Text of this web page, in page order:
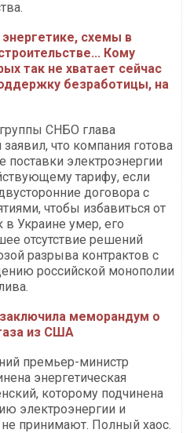
схемы в
Кому
так не хватает сейчас
безработицы, на
СНБО глава
что компания готова
поставки электроэнергии
тарифу, если
договора с
чтобы избавиться от
Украине умер, его
отсутствие решений
разрыва контрактов с
российской монополии
меморандум о
из США
премьер-министр
энергетическая
которому подчинена
электроэнергии и
принимают. Полный хаос.